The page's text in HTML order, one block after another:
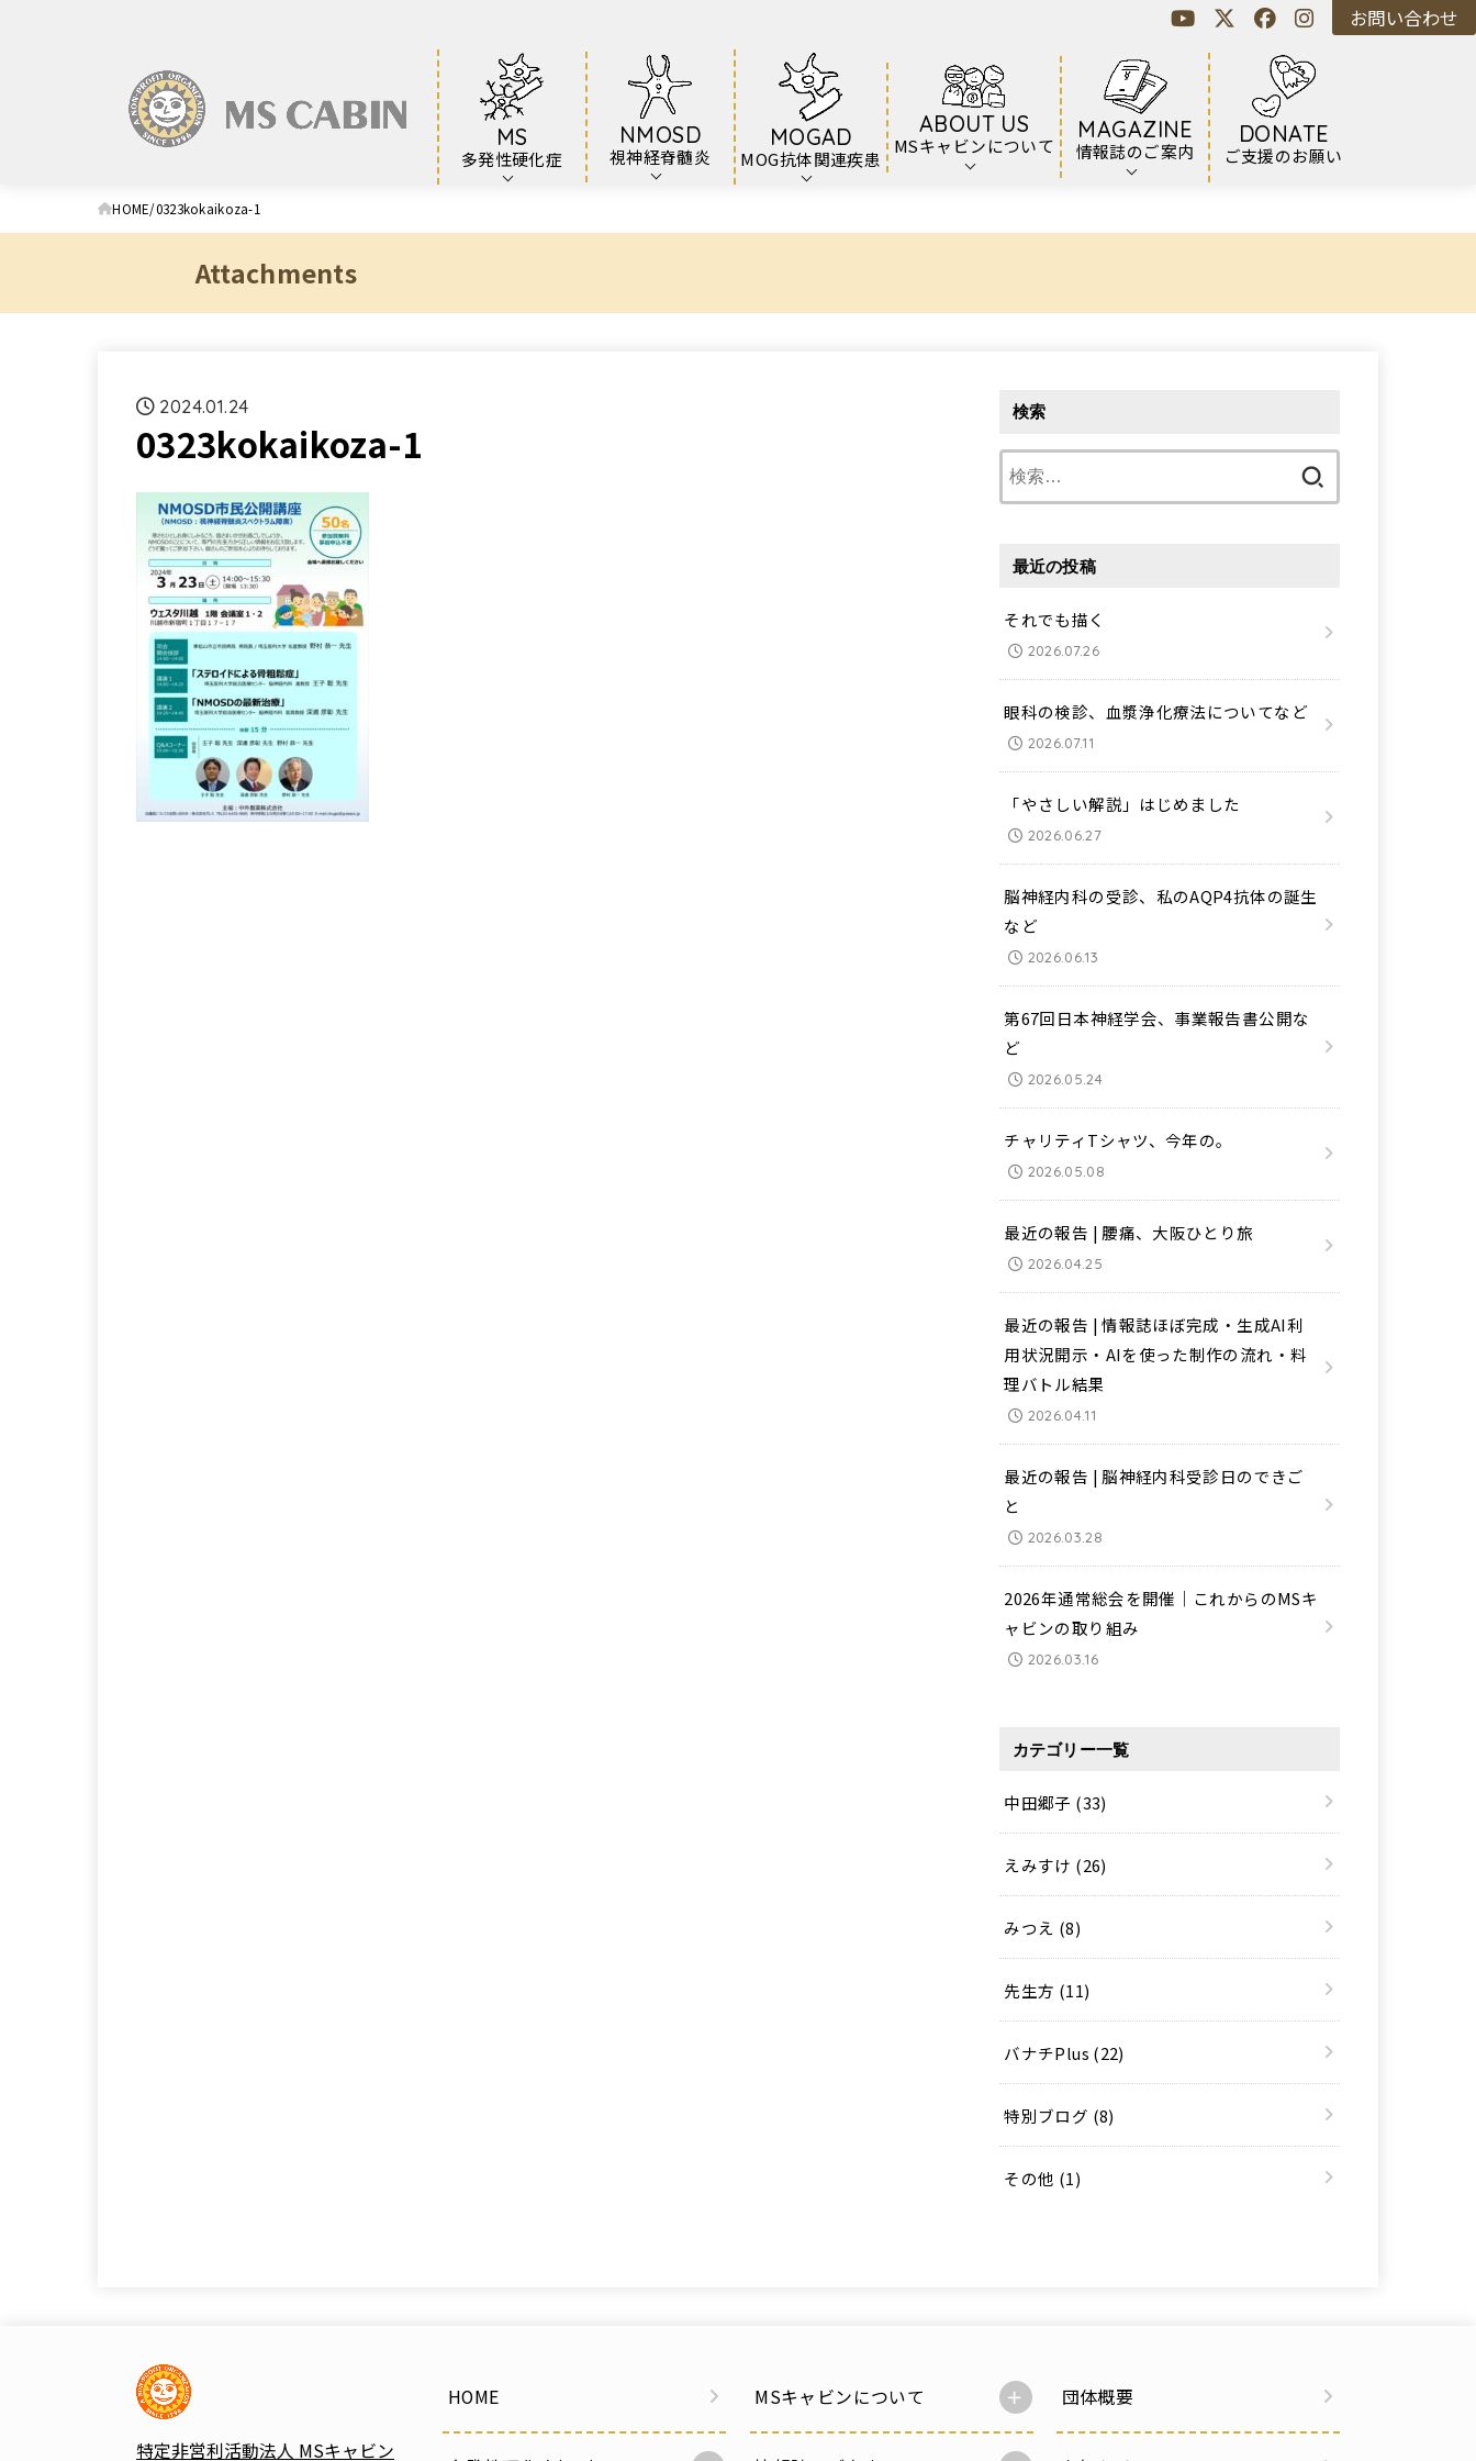
MS
多発性硬化症
NMOSD
視神経脊髄炎
MOGAD
MOG抗体関連疾患
ABOUT US
MSキャビンについて
MAGAZINE
情報誌のご案内
DONATE
ご支援のお願い
お問い合わせ
HOME 0323kokaikoza-1
Attachments
2024.01.24
0323kokaikoza-1
検索
最近の投稿
それでも描く
2026.07.26
眼科の検診、血漿浄化療法についてなど
2026.07.11
「やさしい解説」はじめました
2026.06.27
脳神経内科の受診、私のAQP4抗体の誕生
など
2026.06.13
第67回日本神経学会、事業報告書公開な
ど
2026.05.24
チャリティTシャツ、今年の。
2026.05.08
最近の報告 | 腰痛、大阪ひとり旅
2026.04.25
最近の報告 | 情報誌ほぼ完成・生成AI利
用状況開示・AIを使った制作の流れ・料
理バトル結果
2026.04.11
最近の報告 | 脳神経内科受診日のできご
と
2026.03.28
2026年通常総会を開催｜これからのMSキ
ャビンの取り組み
2026.03.16
カテゴリー一覧
中田郷子 (33)
えみすけ (26)
みつえ (8)
先生方 (11)
バナチPlus (22)
特別ブログ (8)
その他 (1)
特定非営利活動法人 MSキャビン
HOME MSキャビンについて 団体概要